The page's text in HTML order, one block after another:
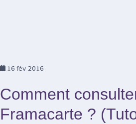
16 fév 2016
Comment
Framacarte ?